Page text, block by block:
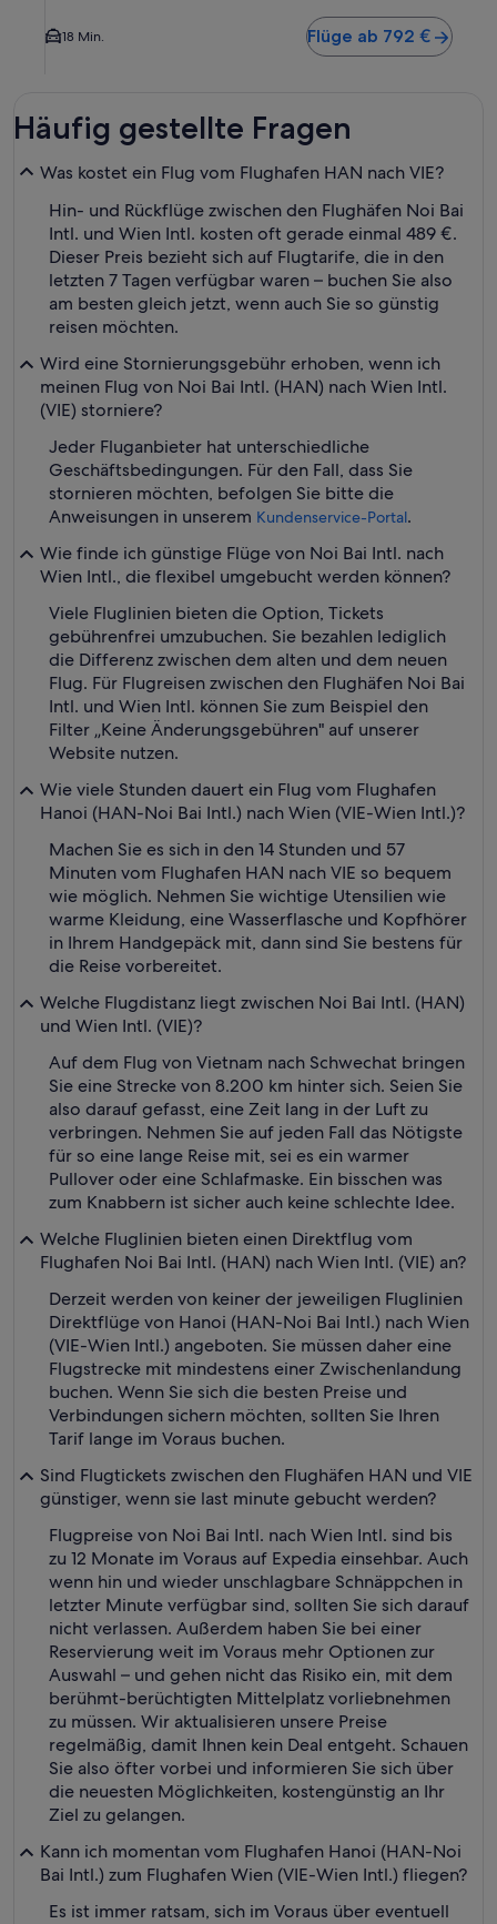
18 Min. Flüge ab 792 €
Häufig gestellte Fragen
Was kostet ein Flug vom Flughafen HAN nach VIE?
Hin- und Rückflüge zwischen den Flughäfen Noi Bai
Intl. und Wien Intl. kosten oft gerade einmal 489 €.
Dieser Preis bezieht sich auf Flugtarife, die in den
letzten 7 Tagen verfügbar waren – buchen Sie also
am besten gleich jetzt, wenn auch Sie so günstig
reisen möchten.
Wird eine Stornierungsgebühr erhoben, wenn ich
meinen Flug von Noi Bai Intl. (HAN) nach Wien Intl.
(VIE) storniere?
Jeder Fluganbieter hat unterschiedliche
Geschäftsbedingungen. Für den Fall, dass Sie
stornieren möchten, befolgen Sie bitte die
Anweisungen in unserem Kundenservice-Portal.
Wie finde ich günstige Flüge von Noi Bai Intl. nach
Wien Intl., die flexibel umgebucht werden können?
Viele Fluglinien bieten die Option, Tickets
gebührenfrei umzubuchen. Sie bezahlen lediglich
die Differenz zwischen dem alten und dem neuen
Flug. Für Flugreisen zwischen den Flughäfen Noi Bai
Intl. und Wien Intl. können Sie zum Beispiel den
Filter „Keine Änderungsgebühren" auf unserer
Website nutzen.
Wie viele Stunden dauert ein Flug vom Flughafen
Hanoi (HAN-Noi Bai Intl.) nach Wien (VIE-Wien Intl.)?
Machen Sie es sich in den 14 Stunden und 57
Minuten vom Flughafen HAN nach VIE so bequem
wie möglich. Nehmen Sie wichtige Utensilien wie
warme Kleidung, eine Wasserflasche und Kopfhörer
in Ihrem Handgepäck mit, dann sind Sie bestens für
die Reise vorbereitet.
Welche Flugdistanz liegt zwischen Noi Bai Intl. (HAN)
und Wien Intl. (VIE)?
Auf dem Flug von Vietnam nach Schwechat bringen
Sie eine Strecke von 8.200 km hinter sich. Seien Sie
also darauf gefasst, eine Zeit lang in der Luft zu
verbringen. Nehmen Sie auf jeden Fall das Nötigste
für so eine lange Reise mit, sei es ein warmer
Pullover oder eine Schlafmaske. Ein bisschen was
zum Knabbern ist sicher auch keine schlechte Idee.
Welche Fluglinien bieten einen Direktflug vom
Flughafen Noi Bai Intl. (HAN) nach Wien Intl. (VIE) an?
Derzeit werden von keiner der jeweiligen Fluglinien
Direktflüge von Hanoi (HAN-Noi Bai Intl.) nach Wien
(VIE-Wien Intl.) angeboten. Sie müssen daher eine
Flugstrecke mit mindestens einer Zwischenlandung
buchen. Wenn Sie sich die besten Preise und
Verbindungen sichern möchten, sollten Sie Ihren
Tarif lange im Voraus buchen.
Sind Flugtickets zwischen den Flughäfen HAN und VIE
günstiger, wenn sie last minute gebucht werden?
Flugpreise von Noi Bai Intl. nach Wien Intl. sind bis
zu 12 Monate im Voraus auf Expedia einsehbar. Auch
wenn hin und wieder unschlagbare Schnäppchen in
letzter Minute verfügbar sind, sollten Sie sich darauf
nicht verlassen. Außerdem haben Sie bei einer
Reservierung weit im Voraus mehr Optionen zur
Auswahl – und gehen nicht das Risiko ein, mit dem
berühmt-berüchtigten Mittelplatz vorliebnehmen
zu müssen. Wir aktualisieren unsere Preise
regelmäßig, damit Ihnen kein Deal entgeht. Schauen
Sie also öfter vorbei und informieren Sie sich über
die neuesten Möglichkeiten, kostengünstig an Ihr
Ziel zu gelangen.
Kann ich momentan vom Flughafen Hanoi (HAN-Noi
Bai Intl.) zum Flughafen Wien (VIE-Wien Intl.) fliegen?
Es ist immer ratsam, sich im Voraus über eventuell